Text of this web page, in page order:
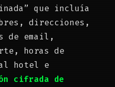
que incluía
direcciones,
de email,
horas de
hotel e
cifrada de